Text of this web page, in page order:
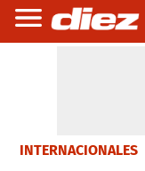
INTERNACIONALES